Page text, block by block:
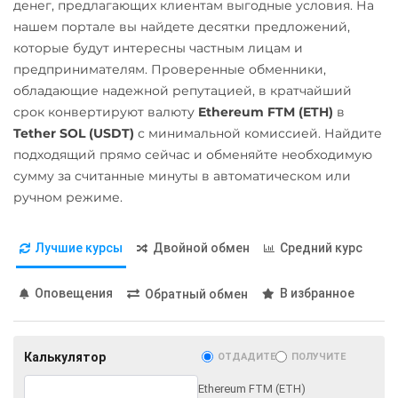
Lido DAO (LDO)
Litecoin (LTC)
Maker (MKR)
Monero (XMR)
NEAR Protocol
NEO
Notcoin (NOT)
Ontology (ONT)
Optimism (OP)
PancakeSwap (CAKE)
Pax Dollar (USDP)
ERC20
Любой банк
USD RUB EUR
UAH
GBP
CNY PLN
VND
AED
MXN
МТС Банк RUB
Открытие RUB
Ощадбанк UAH
Почта Банк RUB
USD EUR
денег, предлагающих клиентам выгодные условия. На
нашем портале вы найдете десятки предложений,
которые будут интересны частным лицам и
предпринимателям. Проверенные обменники,
обладающие надежной репутацией, в кратчайший
срок конвертируют валюту Ethereum FTM (ETH) в
Tether SOL (USDT) с минимальной комиссией. Найдите
подходящий прямо сейчас и обменяйте необходимую
сумму за считанные минуты в автоматическом или
ручном режиме.
Лучшие курсы Двойной обмен Средний курс
Оповещения Обратный обмен В избранное
Калькулятор ОТДАДИТЕ ПОЛУЧИТЕ
Ethereum FTM (ETH)